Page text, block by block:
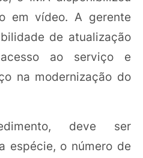
em vídeo. A gerente
de atualização
ao serviço e
na modernização do
deve ser
espécie, o número de